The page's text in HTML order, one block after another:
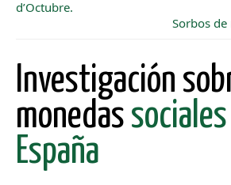
d’Octubre.
Sorbos
Investigación
monedas
España